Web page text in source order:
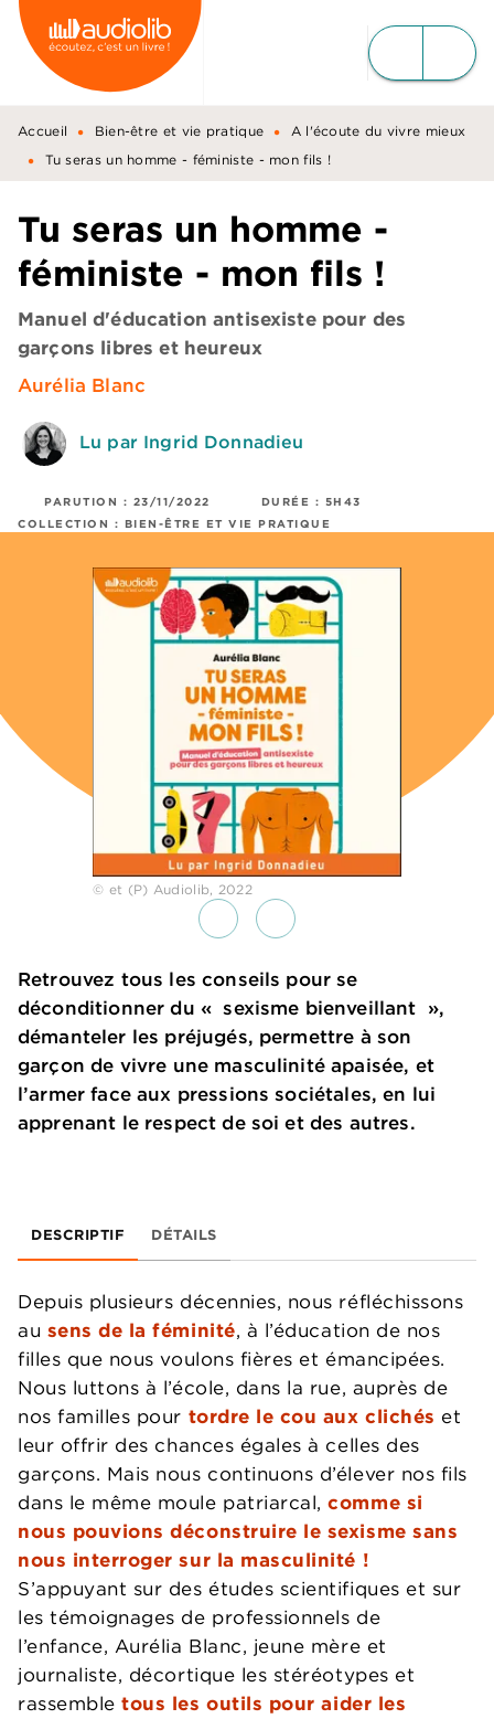
MENU RECHERCHE
CONTENU
PIED DE PAGE
Accueil • Bien-être et vie pratique • A l'écoute du vivre mieux
• Tu seras un homme - féministe - mon fils !
Tu seras un homme -
féministe - mon fils !
Manuel d'éducation antisexiste pour des
garçons libres et heureux
Aurélia Blanc
Lu par Ingrid Donnadieu
PARUTION : 23/11/2022 DURÉE : 5H43
COLLECTION : BIEN-ÊTRE ET VIE PRATIQUE
© et (P) Audiolib, 2022
Retrouvez tous les conseils pour se
déconditionner du « sexisme bienveillant »,
démanteler les préjugés, permettre à son
garçon de vivre une masculinité apaisée, et
l’armer face aux pressions sociétales, en lui
apprenant le respect de soi et des autres.
DESCRIPTIF DÉTAILS
Depuis plusieurs décennies, nous réfléchissons
au sens de la féminité, à l’éducation de nos
filles que nous voulons fières et émancipées.
Nous luttons à l’école, dans la rue, auprès de
nos familles pour tordre le cou aux clichés et
leur offrir des chances égales à celles des
garçons. Mais nous continuons d’élever nos fils
dans le même moule patriarcal,comme si
nous pouvions déconstruire le sexisme sans
nous interroger sur la masculinité !
S’appuyant sur des études scientifiques et sur
les témoignages de professionnels de
l’enfance, Aurélia Blanc, jeune mère et
journaliste, décortique les stéréotypes et
rassembletous les outils pour aider les